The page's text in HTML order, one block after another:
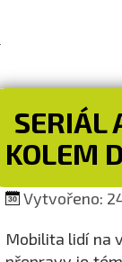
SERIÁL
KOLEM
Vytvořeno:
Mobilita lidí na